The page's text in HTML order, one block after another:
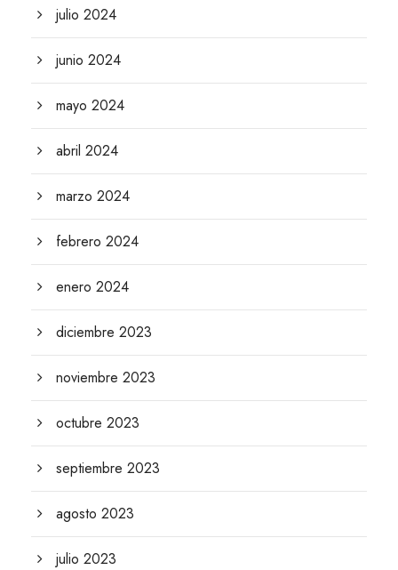
julio 2024
junio 2024
mayo 2024
abril 2024
marzo 2024
febrero 2024
enero 2024
diciembre 2023
noviembre 2023
octubre 2023
septiembre 2023
agosto 2023
julio 2023